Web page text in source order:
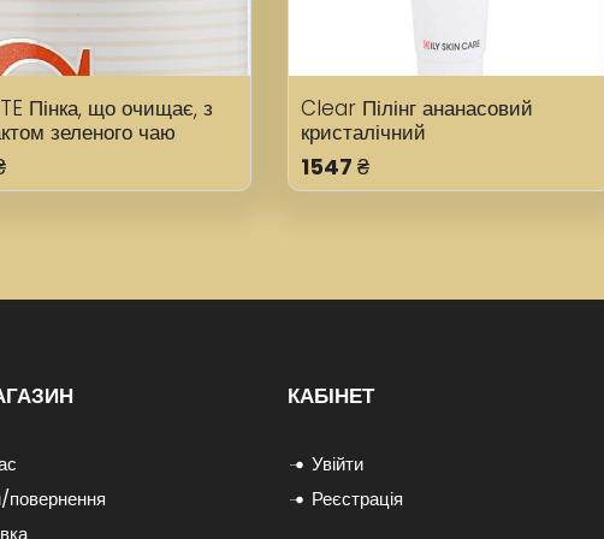
Пінка, що очищає, з
зеленого чаю
Clear Пілінг ананасовий
кристалічний
1547 ₴
повернення
КАБІНЕТ
Увійти
Реєстрація